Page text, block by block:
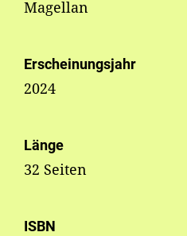
Magellan
Erscheinungsjahr
2024
Länge
32 Seiten
ISBN